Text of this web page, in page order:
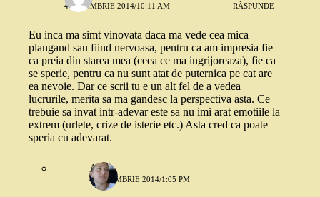
4 NOIEMBRIE 2014/10:11 AM RĂSPUNDE
Eu inca ma simt vinovata daca ma vede cea mica
plangand sau fiind nervoasa, pentru ca am impresia fie
ca preia din starea mea (ceea ce ma ingrijoreaza), fie ca
se sperie, pentru ca nu sunt atat de puternica pe cat are
ea nevoie. Dar ce scrii tu e un alt fel de a vedea
lucrurile, merita sa ma gandesc la perspectiva asta. Ce
trebuie sa invat intr-adevar este sa nu imi arat emotiile la
extrem (urlete, crize de isterie etc.) Asta cred ca poate
speria cu adevarat.
Anda
4 NOIEMBRIE 2014/1:05 PM